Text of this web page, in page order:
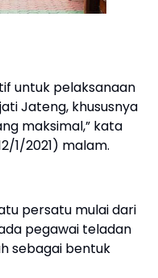
untuk pelaksanaan
Jateng, khususnya
maksimal,” kata
1/2021) malam.
persatu mulai dari
pegawai teladan
sebagai bentuk